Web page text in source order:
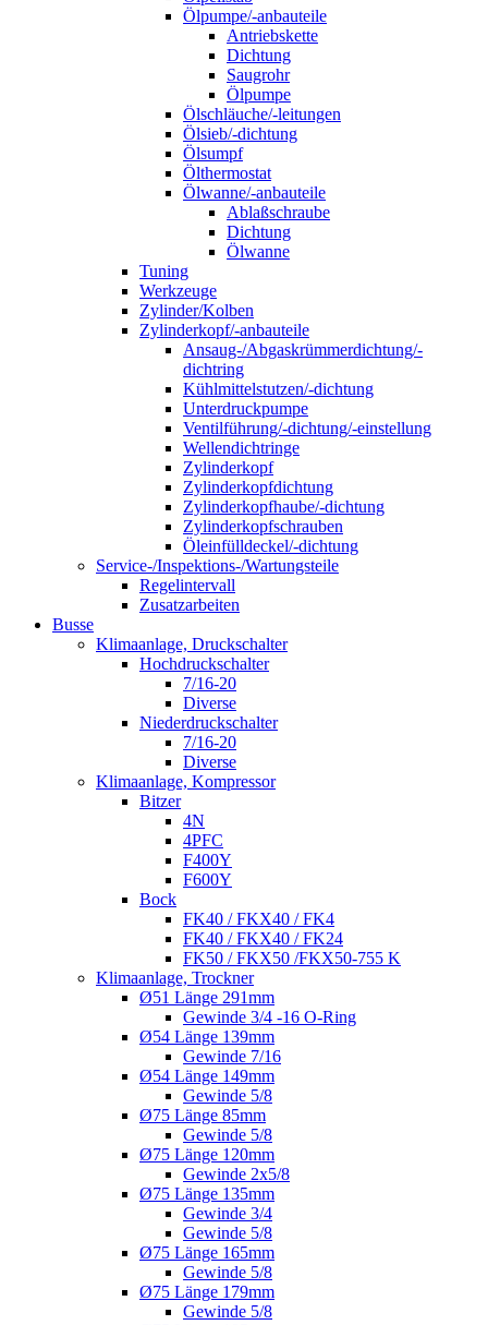
Ölpumpe/-anbauteile
Antriebskette
Dichtung
Saugrohr
Ölpumpe
Ölschläuche/-leitungen
Ölsieb/-dichtung
Ölsumpf
Ölthermostat
Ölwanne/-anbauteile
Ablaßschraube
Dichtung
Ölwanne
Tuning
Werkzeuge
Zylinder/Kolben
Zylinderkopf/-anbauteile
Ansaug-/Abgaskrümmerdichtung/-
dichtring
Kühlmittelstutzen/-dichtung
Unterdruckpumpe
Ventilführung/-dichtung/-einstellung
Wellendichtringe
Zylinderkopf
Zylinderkopfdichtung
Zylinderkopfhaube/-dichtung
Zylinderkopfschrauben
Öleinfülldeckel/-dichtung
Service-/Inspektions-/Wartungsteile
Regelintervall
Zusatzarbeiten
Busse
Klimaanlage, Druckschalter
Hochdruckschalter
7/16-20
Diverse
Niederdruckschalter
7/16-20
Diverse
Klimaanlage, Kompressor
Bitzer
4N
4PFC
F400Y
F600Y
Bock
FK40 / FKX40 / FK4
FK40 / FKX40 / FK24
FK50 / FKX50 /FKX50-755 K
Klimaanlage, Trockner
Ø51 Länge 291mm
Gewinde 3/4 -16 O-Ring
Ø54 Länge 139mm
Gewinde 7/16
Ø54 Länge 149mm
Gewinde 5/8
Ø75 Länge 85mm
Gewinde 5/8
Ø75 Länge 120mm
Gewinde 2x5/8
Ø75 Länge 135mm
Gewinde 3/4
Gewinde 5/8
Ø75 Länge 165mm
Gewinde 5/8
Ø75 Länge 179mm
Gewinde 5/8